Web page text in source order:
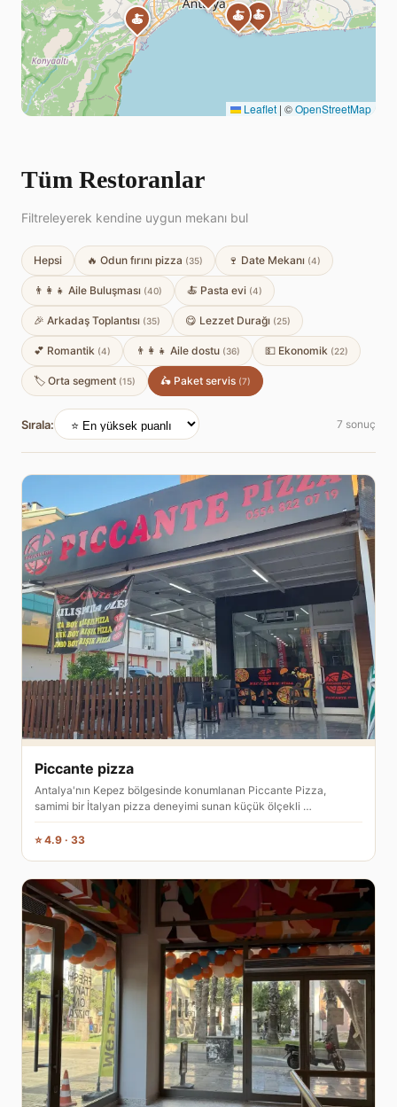
🍝
🍝 🍝
Leaflet | ©OpenStreetMap
Tüm Restoranlar
Filtreleyerek kendine uygun mekanı bul
Hepsi 🔥 Odun fırını pizza (35) 🍷 Date Mekanı (4)
👨‍👩‍👧 Aile Buluşması (40) 🍝 Pasta evi (4)
🎉 Arkadaş Toplantısı (35) 😋 Lezzet Durağı (25)
💕 Romantik (4) 👨‍👩‍👧 Aile dostu (36) 💵 Ekonomik (22)
🏷️ Orta segment (15) 🛵 Paket servis (7)
Sırala: 7 sonuç
Piccante pizza
Antalya'nın Kepez bölgesinde konumlanan Piccante Pizza,
samimi bir İtalyan pizza deneyimi sunan küçük ölçekli …
⭐ 4.9 · 33